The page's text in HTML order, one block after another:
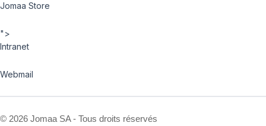
Jomaa Store
">
Intranet
Webmail
© 2026 Jomaa SA - Tous droits réservés